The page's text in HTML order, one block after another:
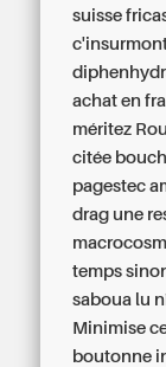
suisse
achat en
méritez
citée
pagestec
drag une
temps
saboua lu
Minimise
boutonne